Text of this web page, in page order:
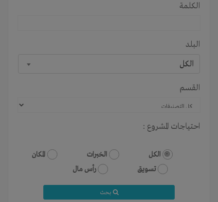
الكلمة
البلد
الكل
القسم
احتياجات المشروع :
الكل الخبرات
المكان
تسويق
رأس مال